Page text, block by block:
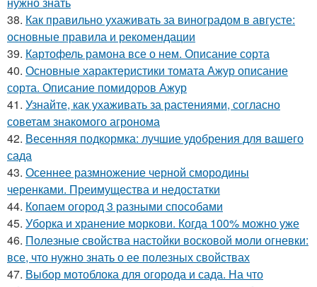
38. Как правильно ухаживать за виноградом в августе:
основные правила и рекомендации
39. Картофель рамона все о нем. Описание сорта
40. Основные характеристики томата Ажур описание
сорта. Описание помидоров Ажур
41. Узнайте, как ухаживать за растениями, согласно
советам знакомого агронома
42. Весенняя подкормка: лучшие удобрения для вашего
сада
43. Осеннее размножение черной смородины
черенками. Преимущества и недостатки
44. Копаем огород 3 разными способами
45. Уборка и хранение моркови. Когда 100% можно уже
46. Полезные свойства настойки восковой моли огневки:
все, что нужно знать о ее полезных свойствах
47. Выбор мотоблока для огорода и сада. На что